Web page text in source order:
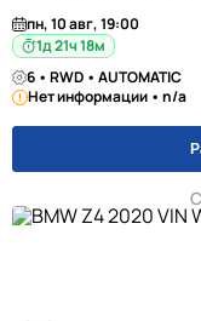
пн, 10 авг, 19:00
1д 21ч 18м
6 • RWD • AUTOMATIC
Нет информации • n/a